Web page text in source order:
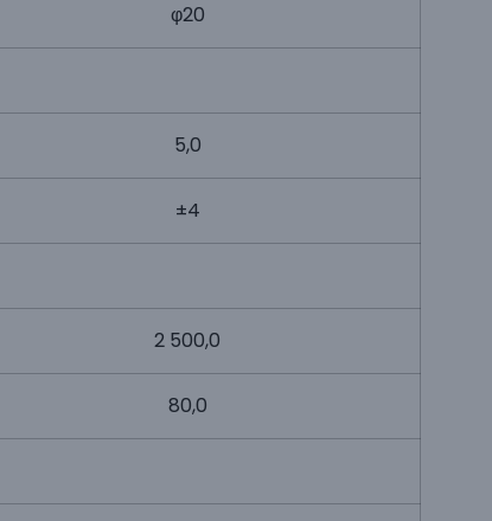
φ20
5,0
±4
2 500,0
80,0